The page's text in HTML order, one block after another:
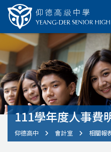
111學年度人事費
仰德高中 會計室 相關報